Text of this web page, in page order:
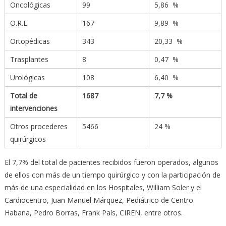
Oncológicas 99
5,86 %
O.R.L
167
9,89 %
Ortopédicas
343
20,33 %
Trasplantes
8
0,47 %
Urológicas
108
6,40 %
Total de
intervenciones
1687 7,7 %
Otros procederes
quirúrgicos
5466 24 %
El 7,7% del total de pacientes recibidos fueron operados, algunos
de ellos con más de un tiempo quirúrgico y con la participación de
más de una especialidad en los Hospitales, William Soler y el
Cardiocentro, Juan Manuel Márquez, Pediátrico de Centro
Habana, Pedro Borras, Frank País, CIREN, entre otros.